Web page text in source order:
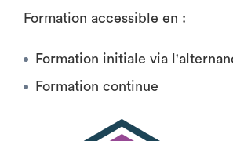
Formation accessible en :
Formation initiale via
Formation continue